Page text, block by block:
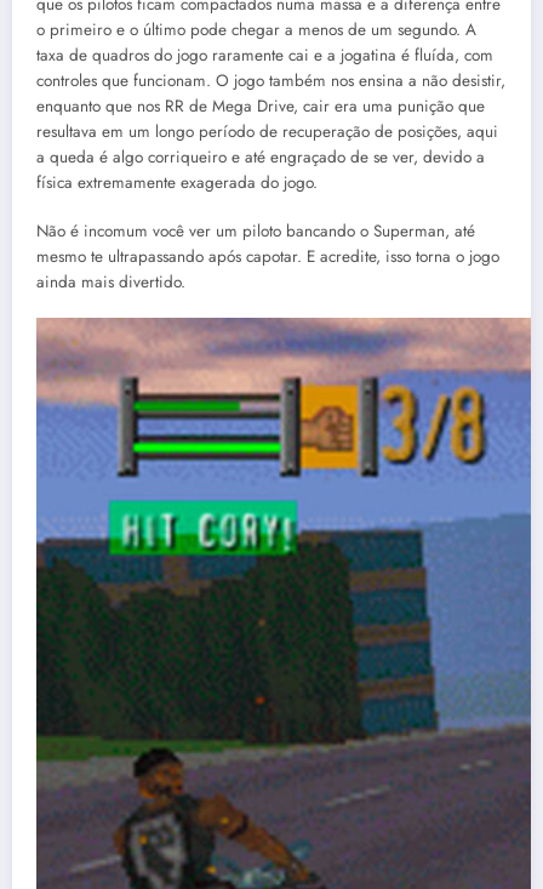
o primeiro e o último pode chegar a menos de um segundo. A
taxa de quadros do jogo raramente cai e a jogatina é fluída, com
controles que funcionam. O jogo também nos ensina a não desistir,
enquanto que nos RR de Mega Drive, cair era uma punição que
resultava em um longo período de recuperação de posições, aqui
a queda é algo corriqueiro e até engraçado de se ver, devido a
física extremamente exagerada do jogo.
Não é incomum você ver um piloto bancando o Superman, até
mesmo te ultrapassando após capotar. E acredite, isso torna o jogo
ainda mais divertido.